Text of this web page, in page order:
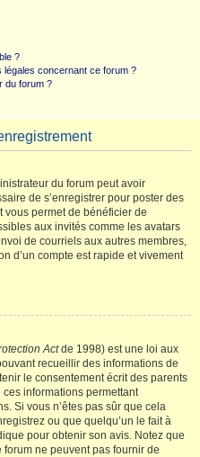
?
concernant ce forum ?
du forum ?
du forum peut avoir
de s’enregistrer pour poster des
vous permet de bénéficier de
aux invités comme les avatars
de courriels aux autres membres,
d’un compte est rapide et vivement
Actde 1998) est une loi aux
recueillir des informations de
le consentement écrit des parents
informations permettant
Si vous n’êtes pas sûr que cela
ou que quelqu’un le fait à
pour obtenir son avis. Notez que
ne peuvent pas fournir de